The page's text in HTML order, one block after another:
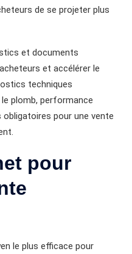
de se projeter plus
et documents
et accélérer le
techniques
plomb, performance
pour une vente
pour
le plus efficace pour